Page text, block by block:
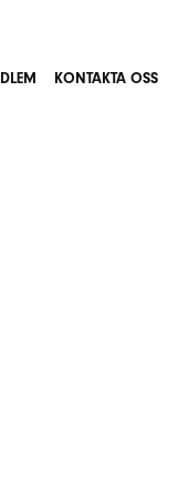
KONTAKTA OSS